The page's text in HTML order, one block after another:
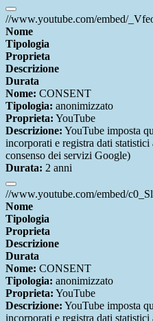
//www.youtube.com/embed/
Nome
Tipologia
Proprieta
Descrizione
Durata
Nome: CONSENT
Tipologia: anonimizzato
Proprieta: YouTube
Descrizione: YouTube imposta
incorporati e registra dati
consenso dei servizi Google)
Durata: 2 anni
//www.youtube.com/embed/
Nome
Tipologia
Proprieta
Descrizione
Durata
Nome: CONSENT
Tipologia: anonimizzato
Proprieta: YouTube
Descrizione: YouTube imposta
incorporati e registra dati